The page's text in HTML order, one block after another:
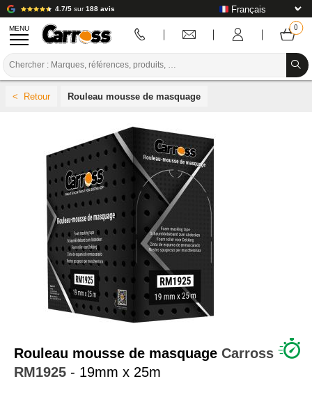
4.7/5 sur188 avis
MENU
PREPARATION / PEINTURE / FINITION
CONSOMMABLE CARROSSERIE
OUTILLAGE CARROSSERIE
ÉQUIPEMENT ATELIER CARROSSERIE
INSTALLATION LABO
TUTORIEL & CONSEILS
Rouleau mousse de masquage
Rouleau mousse de masquage Carross
RM1925 - 19mm x 25m